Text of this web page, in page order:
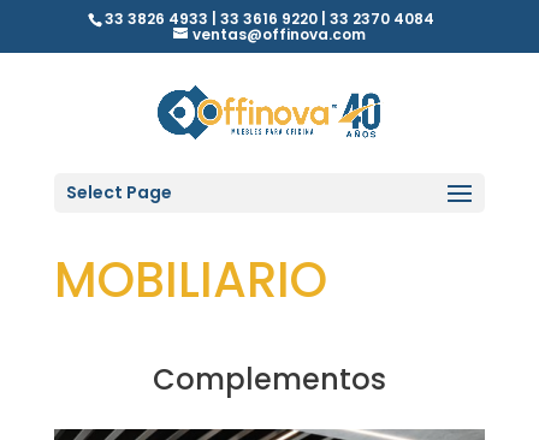
33 3826 4933 | 33 3616 9220 | 33 2370 4084
ventas@offinova.com
Select Page
MOBILIARIO
Complementos